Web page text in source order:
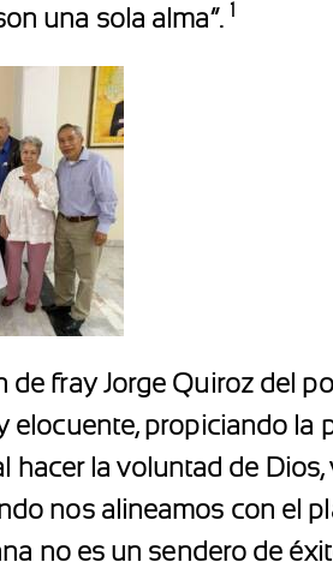
una sola alma”. 1
fray Jorge Quiroz del
propiciando la
la voluntad de
nos alineamos con el
no es un sendero de